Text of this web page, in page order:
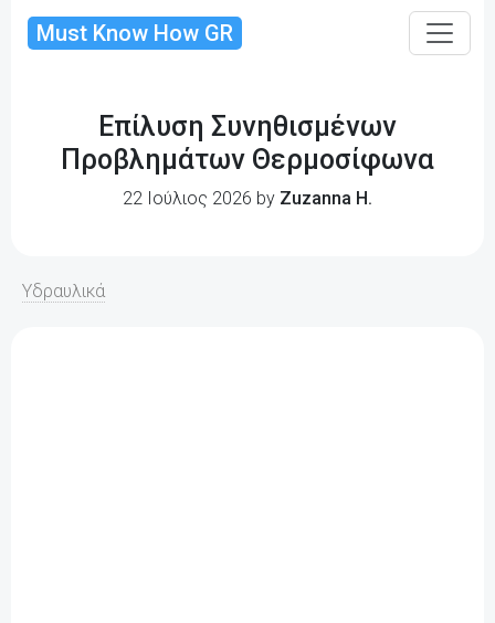
Must Know How GR
Επίλυση Συνηθισμένων
Προβλημάτων Θερμοσίφωνα
22 Ιούλιος 2026 by Zuzanna H.
Υδραυλικά